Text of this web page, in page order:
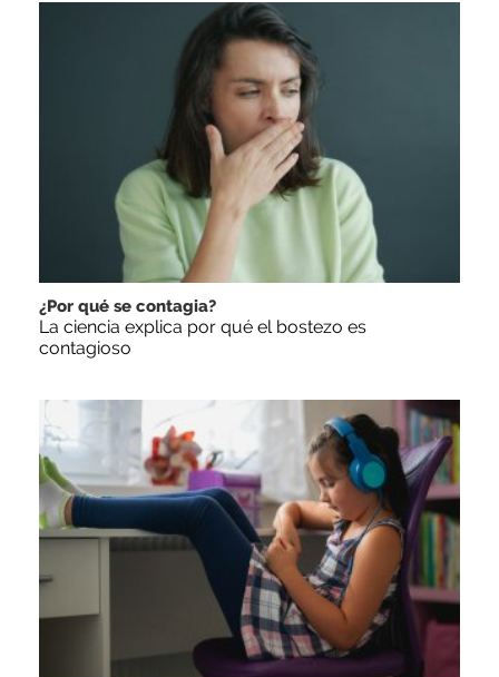
¿Por qué se contagia?
La ciencia explica por qué el bostezo es
contagioso